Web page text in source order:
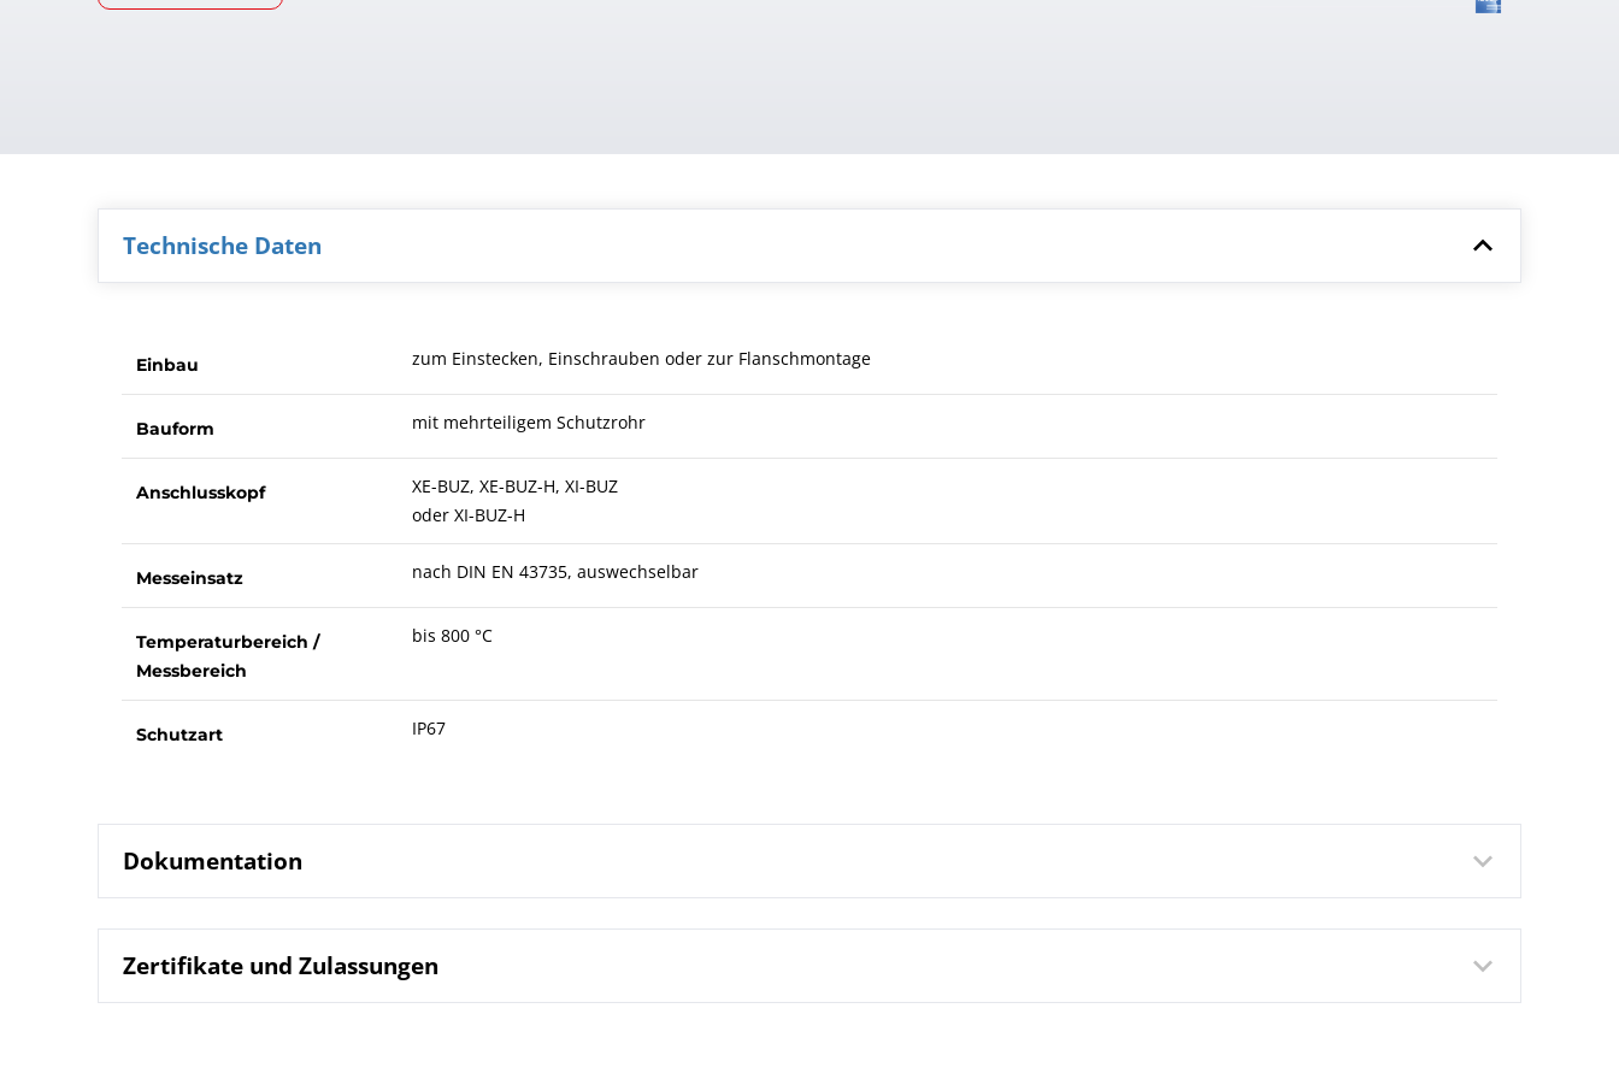
Technische Daten
Einbau zum Einstecken, Einschrauben oder zur Flanschmontage
Bauform mit mehrteiligem Schutzrohr
Anschlusskopf
XE-BUZ, XE-BUZ-H, XI-BUZ
oder XI-BUZ-H
Messeinsatz nach DIN EN 43735, auswechselbar
Temperaturbereich /
Messbereich
bis 800 °C
Schutzart IP67
Dokumentation
Datenblatt 8636 Thermoelement TTeSrXiA TTeSrXiAT eigensicher mehrteiliges Schutzrohr
Zertifikate und Zulassungen